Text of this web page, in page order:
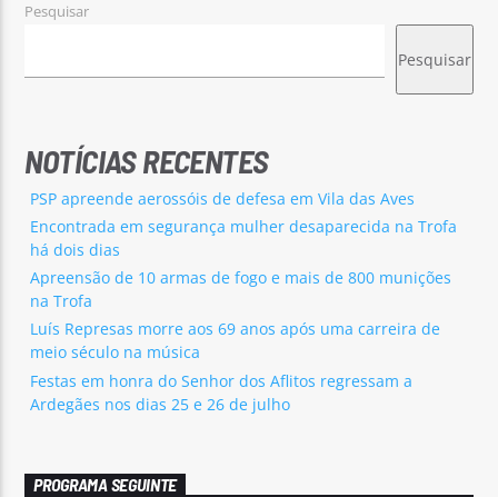
Pesquisar
Pesquisar
NOTÍCIAS RECENTES
PSP apreende aerossóis de defesa em Vila das Aves
Encontrada em segurança mulher desaparecida na Trofa
há dois dias
Apreensão de 10 armas de fogo e mais de 800 munições
na Trofa
Luís Represas morre aos 69 anos após uma carreira de
meio século na música
Festas em honra do Senhor dos Aflitos regressam a
Ardegães nos dias 25 e 26 de julho
PROGRAMA SEGUINTE